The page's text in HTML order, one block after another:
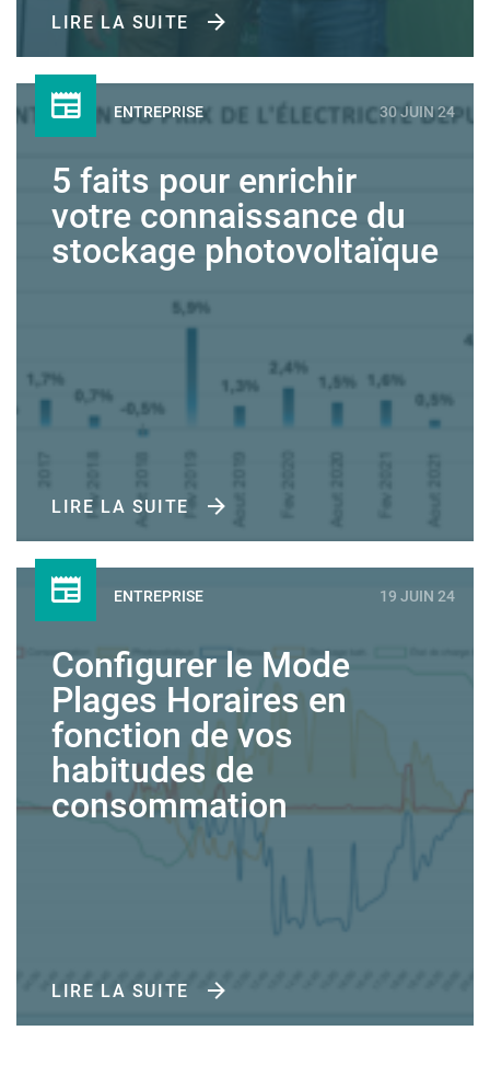
LIRE LA SUITE
ENTREPRISE 30 JUIN 24
5 faits pour enrichir
votre connaissance du
stockage photovoltaïque
LIRE LA SUITE
ENTREPRISE 19 JUIN 24
Configurer le Mode
Plages Horaires en
fonction de vos
habitudes de
consommation
LIRE LA SUITE